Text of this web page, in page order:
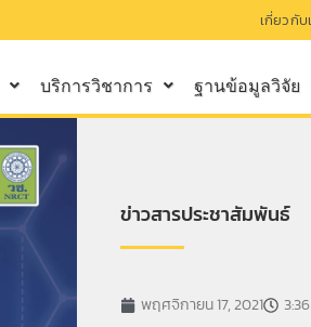
เกี่ยวกับ
บริการวิชาการ ฐานข้อมูลวิจัย
ข่าวสารประชาสัมพันธ์
พฤศจิกายน 17, 2021